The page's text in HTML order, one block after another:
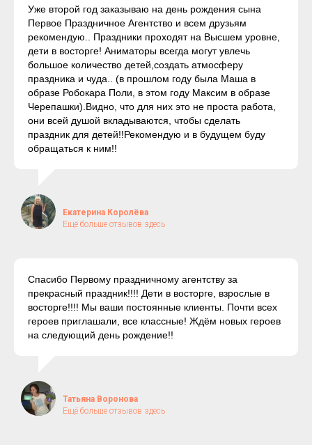
Уже второй год заказываю на день рождения сына
Первое Праздничное Агентство и всем друзьям
рекомендую.. Праздники проходят на Высшем уровне,
дети в восторге! Аниматоры всегда могут увлечь
большое количество детей,создать атмосферу
праздника и чуда.. (в прошлом году была Маша в
образе Робокара Поли, в этом году Максим в образе
Черепашки).Видно, что для них это не проста работа,
они всей душой вкладываются, чтобы сделать
праздник для детей!!Рекомендую и в будущем буду
обращаться к ним!!
Екатерина Королёва
Ещё больше отзывов здесь
Спасибо Первому праздничному агентству за
прекрасный праздник!!!! Дети в восторге, взрослые в
восторге!!!! Мы ваши постоянные клиенты. Почти всех
героев приглашали, все классные! Ждём новых героев
на следующий день рождение!!
Татьяна Воронова
Ещё больше отзывов здесь